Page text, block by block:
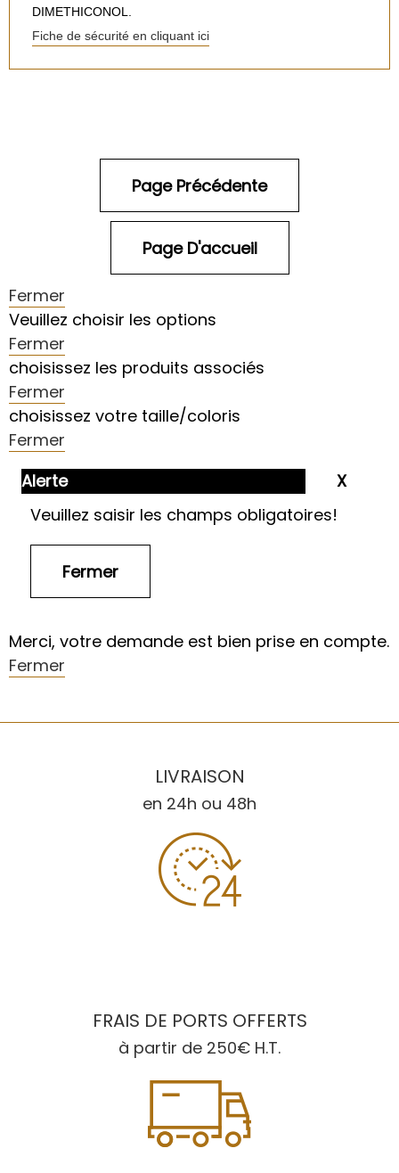
DIMETHICONOL.
Fiche de sécurité en cliquant ici
Fermer
Veuillez choisir les options
Fermer
choisissez les produits associés
Fermer
choisissez votre taille/coloris
Fermer
Alerte
Veuillez saisir les champs obligatoires!
Merci, votre demande est bien prise en compte.
Fermer
LIVRAISON
en 24h ou 48h
FRAIS DE PORTS OFFERTS
à partir de 250€ H.T.